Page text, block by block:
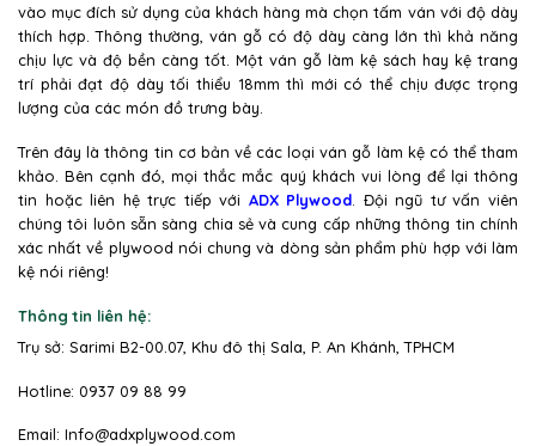
vào mục đích sử dụng của khách hàng mà chọn tấm ván với độ dày
thích hợp. Thông thường, ván gỗ có độ dày càng lớn thì khả năng
chịu lực và độ bền càng tốt. Một ván gỗ làm kệ sách hay kệ trang
trí phải đạt độ dày tối thiểu 18mm thì mới có thể chịu được trọng
lượng của các món đồ trưng bày.
Trên đây là thông tin cơ bản về các loại ván gỗ làm kệ có thể tham
khảo. Bên cạnh đó, mọi thắc mắc quý khách vui lòng để lại thông
tin hoặc liên hệ trực tiếp với ADX Plywood
Đội ngũ tư vấn viên
chúng tôi luôn sẵn sàng chia sẻ và cung cấp những thông tin chính
xác nhất về plywood nói chung và dòng sản phẩm phù hợp với làm
kệ nói riêng!
Thông tin liên hệ:
Trụ sở: Sarimi B2-00.07, Khu đô thị Sala, P. An Khánh, TPHCM
Hotline: 0937 09 88 99
Email: Info@adxplywood.com